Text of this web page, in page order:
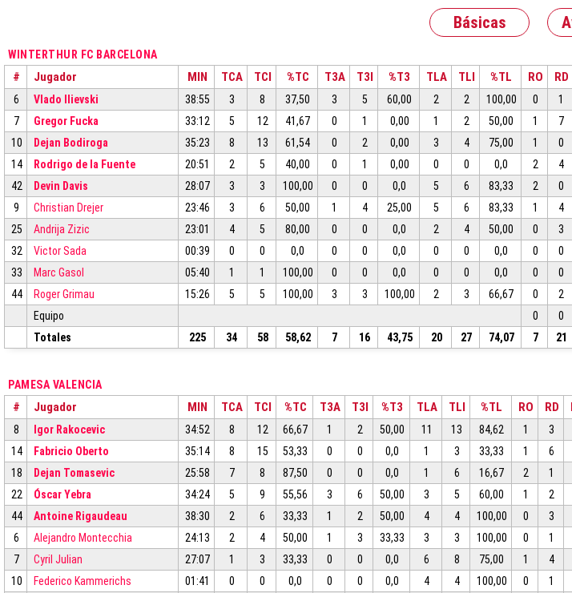
Básicas
WINTERTHUR FC BARCELONA
# Jugador MIN TCA TCI %TC T3A T3I %T3 TLA TLI %TL RO RD
6 Vlado Ilievski 38:55 3 8 37,50 3 5 60,00 2 2 100,00 0 1
7
Gregor Fucka 33:12 5 12 41,67 0 1 0,00 1 2 50,00 1 7
10
Dejan Bodiroga 35:23 8 13 61,54 0 2 0,00 3 4 75,00 1 0
14
Rodrigo de la Fuente 20:51 2 5 40,00 0 1 0,00 0 0 0,0 2 4
42
Devin Davis 28:07 3 3 100,00 0 0 0,0 5 6 83,33 2 0
9
Christian Drejer 23:46 3 6 50,00 1 4 25,00 5 6 83,33 1 4
25
Andrija Zizic 23:01 4 5 80,00 0 0 0,0 2 4 50,00 0 3
32
Victor Sada 00:39 0 0 0,0 0 0 0,0 0 0 0,0 0 0
33
Marc Gasol 05:40 1 1 100,00 0 0 0,0 0 0 0,0 0 0
44
Roger Grimau 15:26 5 5 100,00 3 3 100,00 2 3 66,67 0 2
Equipo
0 0
Totales
225 34 58 58,62 7 16 43,75 20 27 74,07 7 21
PAMESA VALENCIA
# Jugador MIN TCA TCI %TC T3A T3I %T3 TLA TLI %TL RO RD
8 Igor Rakocevic 34:52 8 12 66,67 1 2 50,00 11 13 84,62 1 3
14
Fabricio Oberto 35:14 8 15 53,33 0 0 0,0 1 3 33,33 1 6
18
Dejan Tomasevic 25:58 7 8 87,50 0 0 0,0 1 6 16,67 2 1
22
Óscar Yebra 34:24 5 9 55,56 3 6 50,00 3 5 60,00 1 2
44
Antoine Rigaudeau 38:30 2 6 33,33 1 2 50,00 4 4 100,00 0 3
6
Alejandro Montecchia 24:13 2 4 50,00 1 3 33,33 3 3 100,00 0 1
7
Cyril Julian 27:07 1 3 33,33 0 0 0,0 6 8 75,00 1 4
10
Federico Kammerichs 01:41 0 0 0,0 0 0 0,0 4 4 100,00 0 1